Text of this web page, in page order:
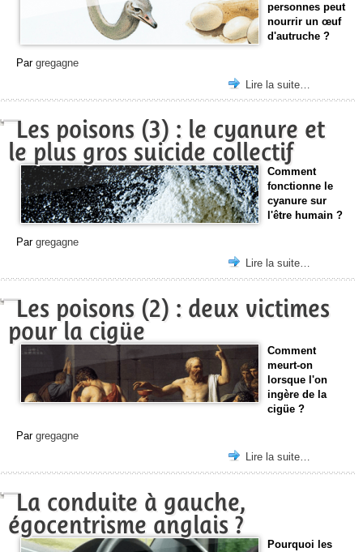
personnes peut
nourrir un œuf
d'autruche ?
Par gregagne
Lire la suite…
Les poisons (3) : le cyanure et
le plus gros suicide collectif
Comment
fonctionne le
cyanure sur
l'être humain ?
Par gregagne
Lire la suite…
Les poisons (2) : deux victimes
pour la cigüe
Comment
meurt-on
lorsque l'on
ingère de la
cigüe ?
Par gregagne
Lire la suite…
La conduite à gauche,
égocentrisme anglais ?
Pourquoi les